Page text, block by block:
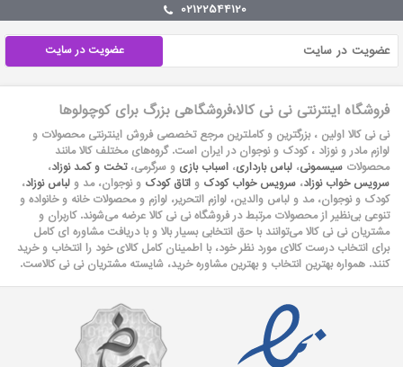
02122544120
عضویت در سایت
فروشگاه اینترنتی نی نی کالا،فروشگاهی بزرگ برای کوچولوها
نی نی کالا اولین ، بزرگترین و کاملترین مرجع تخصصی فروش اینترنتی محصولات و
لوازم مادر و نوزاد ، کودک و نوجوان در ایران است. گروه‏‏‌های مختلف کالا مانند
محصولات سیسمونی، لباس بارداری، اسباب بازی و سرگرمی،تخت و کمد نوزاد،
سرویس خواب نوزاد، سرویس خواب کودک و اتاق کودک و نوجوان، مد و لباس نوزاد،
کودک و نوجوان، مد و لباس والدین، لوازم التحریر، لوازم و محصولات خانه و خانواده و
تنوعی بی‌نظیر از محصولات مرتبط در فروشگاه نی نی کالا عرضه می‏‏‏‌شوند. کاربران و
مشتریان نی نی‌ کالا می‏‏‌توانند با حق انتخابی بسیار بالا و با دریافت مشاوره ای کامل
برای انتخاب درست کالای مورد نظر خود، با اطمینان کامل کالای خود را انتخاب و خرید
کنند. همواره بهترین انتخاب و بهترین مشاوره خرید، شایسته مشتریان نی نی کالاست.